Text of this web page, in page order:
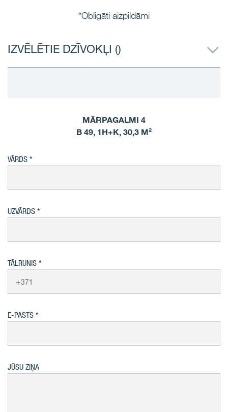
*Obligāti aizpildāmi
IZVĒLĒTIE DZĪVOKĻI ()
MĀRPAGALMI 4
B 49, 1H+K, 30,3 M²
VĀRDS
UZVĀRDS
TĀLRUNIS
E-PASTS
JŪSU ZIŅA